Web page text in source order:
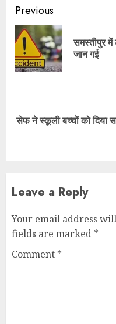
Continue
Reading
Previous
समस्तीपुर
जान गई
Next
सेफ ने स्कूली बच्चों को दिया
Leave a Reply
Your email address
fields are marked *
Comment *